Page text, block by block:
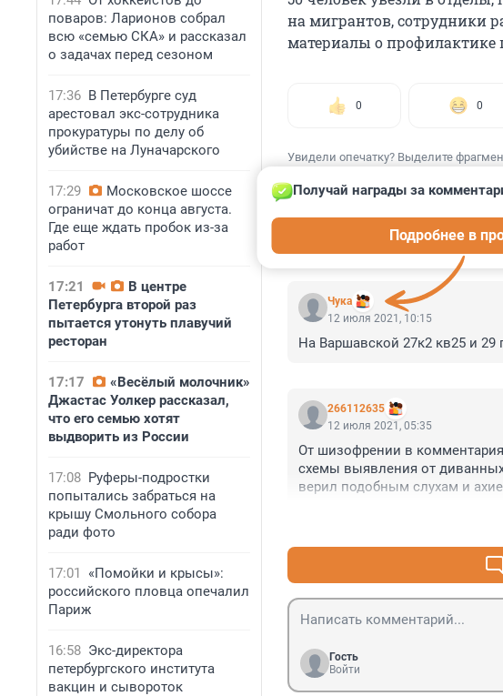
поваров: Ларионов собрал
всю «семью СКА» и рассказал
о задачах перед сезоном
17:36 В Петербурге суд
арестовал экс-сотрудника
прокуратуры по делу об
убийстве на Луначарского
17:29
Московское шоссе
ограничат до конца августа.
Где еще ждать пробок из-за
работ
17:21
В центре
Петербурга второй раз
пытается утонуть плавучий
ресторан
17:17
«Весёлый молочник»
Джастас Уолкер рассказал,
что его семью хотят
выдворить из России
17:08 Руферы-подростки
попытались забраться на
крышу Смольного собора
ради фото
17:01
«Помойки и крысы»:
российского пловца опечалил
Париж
16:58 Экс-директора
петербургского института
вакцин и сывороток
на мигрантов, сотрудники
материалы о профилактике
0 0
Увидели опечатку? Выделите
КОММЕНТАРИИ 26
Чука
Получай награды за
Подробнее в
12 июля 2021, 10:15
На Варшавской 27к2 кв25 и 29
266112635
12 июля 2021, 05:35
От шизофрении в
схемы выявления от
верил подобным слухам и
уровнем интеллекта, деятели
оградится от общества. Ибо
всем вокруг.
Гость
Войти